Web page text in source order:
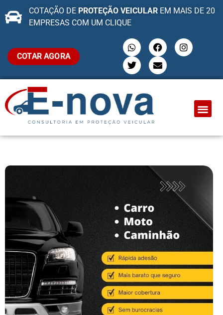
COTAÇÃO DE PROTEÇÃO VEICULAREM MAIS DE 20
EMPRESAS COM UM CLIQUE
COTAR AGORA